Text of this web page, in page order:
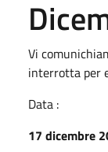
Vi
interrotta per
Data :
17 dicembre